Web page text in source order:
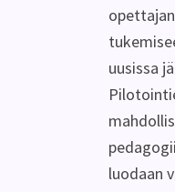
uusissa
luodaan